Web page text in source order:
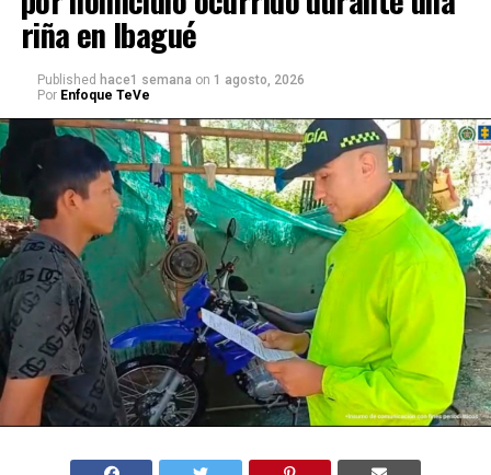
riña en Ibagué
Published hace1 semana on 1 agosto, 2026
Por Enfoque TeVe